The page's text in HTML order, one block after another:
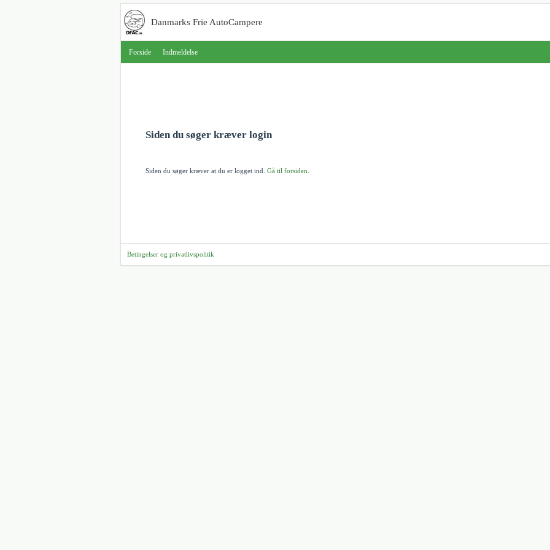
Danmarks Frie AutoCampere
Forside Indmeldelse
Siden du søger kræver login
Siden du søger kræver at du er logget ind. Gå til forsiden
Betingelser og privatlivspolitik